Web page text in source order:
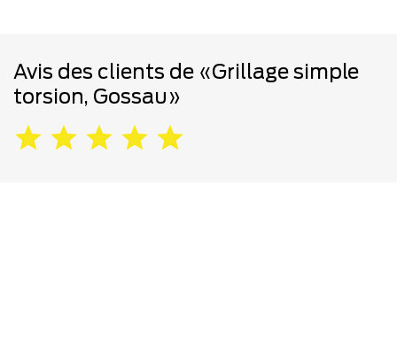
Avis des clients de «Grillage simple
torsion, Gossau»